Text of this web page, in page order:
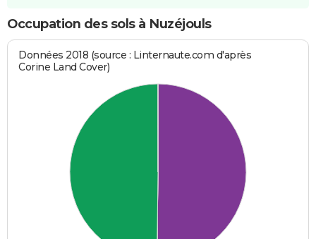
Occupation des sols à Nuzéjouls
Données 2018 (source : Linternaute.com d'après
Corine Land Cover)